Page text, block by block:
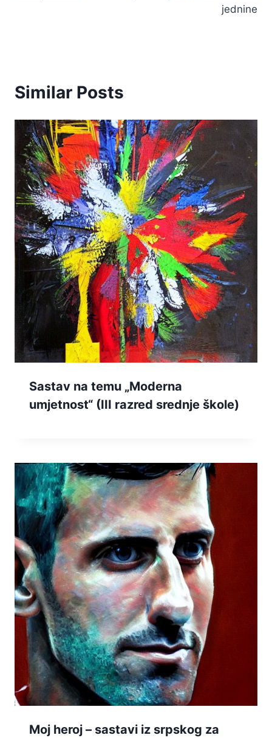
jednine
Similar Posts
Sastav na temu „Moderna
umjetnost“ (III razred srednje škole)
Moj heroj – sastavi iz srpskog za